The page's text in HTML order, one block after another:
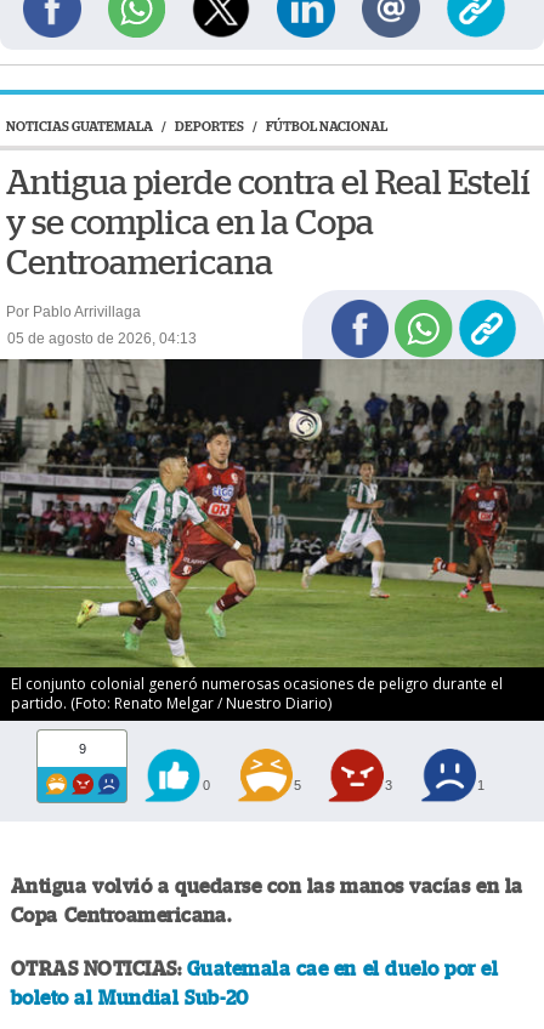
NOTICIAS GUATEMALA / DEPORTES / FÚTBOL NACIONAL
Antigua pierde contra el Real Estelí
y se complica en la Copa
Centroamericana
Por Pablo Arrivillaga
05 de agosto de 2026, 04:13
El conjunto colonial generó numerosas ocasiones de peligro durante el
partido. (Foto: Renato Melgar / Nuestro Diario)
9
0 5 3 1
Antigua volvió a quedarse con las manos vacías en la
Copa Centroamericana.
OTRAS NOTICIAS: Guatemala cae en el duelo por el
boleto al Mundial Sub-20